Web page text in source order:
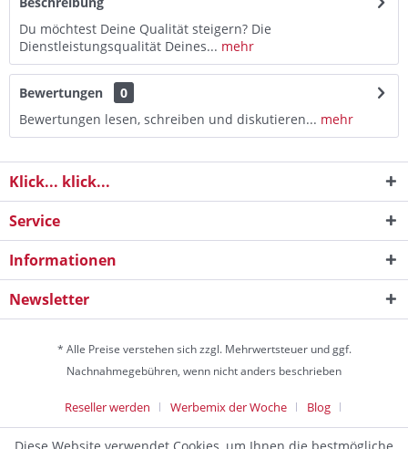
Du möchtest Deine Qualität steigern? Die
Dienstleistungsqualität Deines... mehr
Bewertungen
0
Bewertungen lesen, schreiben und diskutieren... mehr
Klick... klick...
Service
Informationen
Newsletter
* Alle Preise verstehen sich zzgl. Mehrwertsteuer und ggf.
Nachnahmegebühren, wenn nicht anders beschrieben
Reseller werden Werbemix der Woche
Blog
Die Werbeagentur